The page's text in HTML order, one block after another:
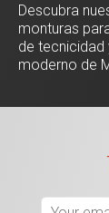
Descubra
monturas
de tecnicidad
moderno de